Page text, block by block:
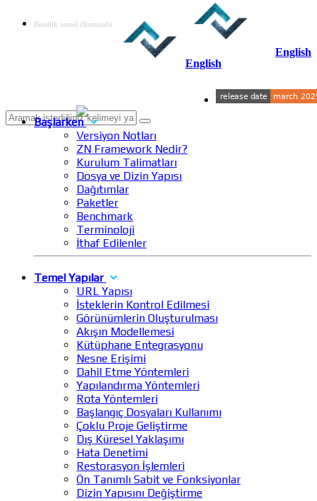
Basitlik temel ilkemizdir.
English
English
Başlarken
Versiyon Notları
ZN Framework Nedir?
Kurulum Talimatları
Dosya ve Dizin Yapısı
Dağıtımlar
Paketler
Benchmark
Terminoloji
İthaf Edilenler
Temel Yapılar
URL Yapısı
İsteklerin Kontrol Edilmesi
Görünümlerin Oluşturulması
Akışın Modellemesi
Kütüphane Entegrasyonu
Nesne Erişimi
Dahil Etme Yöntemleri
Yapılandırma Yöntemleri
Rota Yöntemleri
Başlangıç Dosyaları Kullanımı
Çoklu Proje Geliştirme
Dış Küresel Yaklaşımı
Hata Denetimi
Restorasyon İşlemleri
Ön Tanımlı Sabit ve Fonksiyonlar
Dizin Yapısını Değiştirme